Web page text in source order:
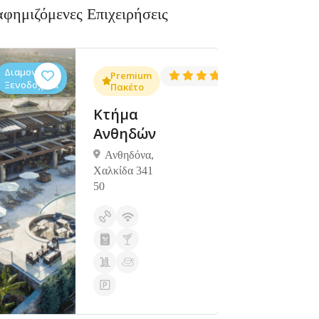
Επιχειρήσεις
(1381)
Διαμονή,
Ξενοδοχεία
Premium
Πακέτο
Κτήμα
Ανθηδών
Ανθηδόνα,
Χαλκίδα 341
50